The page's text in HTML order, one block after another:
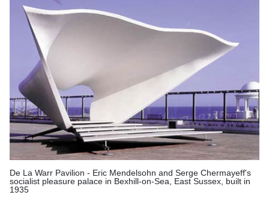
De La Warr Pavilion - Eric Mendelsohn and Serge Chermayeff's
socialist pleasure palace in Bexhill-on-Sea, East Sussex, built in
1935